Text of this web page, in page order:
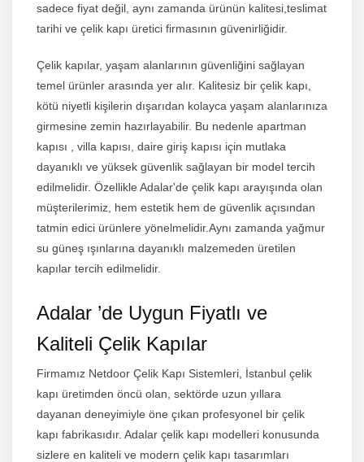
sadece fiyat değil, aynı zamanda ürünün kalitesi,teslimat
tarihi ve çelik kapı üretici firmasının güvenirliğidir.
Çelik kapılar, yaşam alanlarının güvenliğini sağlayan
temel ürünler arasında yer alır. Kalitesiz bir çelik kapı,
kötü niyetli kişilerin dışarıdan kolayca yaşam alanlarınıza
girmesine zemin hazırlayabilir. Bu nedenle apartman
kapısı ,
villa kapısı , daire giriş kapısı için mutlaka
dayanıklı ve yüksek güvenlik sağlayan bir model tercih
edilmelidir. Özellikle Adalar'de çelik kapı arayışında olan
müşterilerimiz, hem estetik hem de güvenlik açısından
tatmin edici ürünlere yönelmelidir.Aynı zamanda yağmur
su güneş ışınlarına dayanıklı malzemeden üretilen
kapılar tercih edilmelidir.
Adalar ’de Uygun Fiyatlı ve
Kaliteli Çelik Kapılar
Firmamız Netdoor Çelik Kapı Sistemleri, İstanbul çelik
kapı üretimden öncü olan, sektörde uzun yıllara
dayanan deneyimiyle öne çıkan profesyonel bir çelik
kapı fabrikasıdır. Adalar çelik kapı modelleri konusunda
sizlere en kaliteli ve modern çelik kapı tasarımları